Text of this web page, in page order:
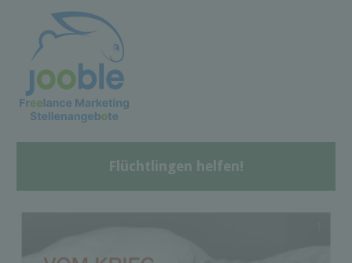
Flüchtlingen helfen!